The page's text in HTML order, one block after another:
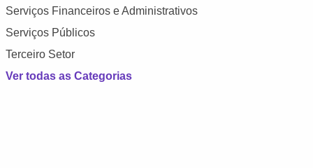
Serviços Financeiros e Administrativos
Serviços Públicos
Terceiro Setor
Ver todas as Categorias